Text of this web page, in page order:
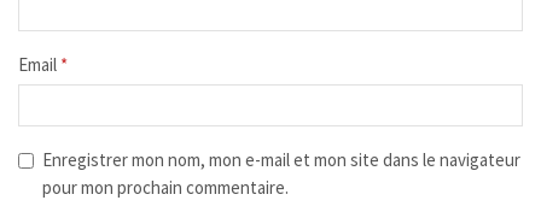
Email *
Enregistrer mon nom, mon e-mail et mon site dans le navigateur
pour mon prochain commentaire.